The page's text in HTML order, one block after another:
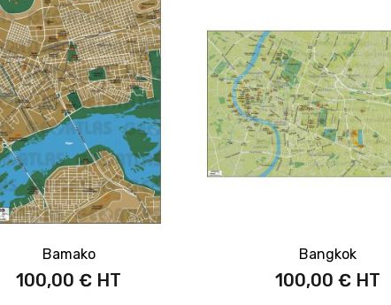
Bamako
100,00 €
Bangkok
100,00 €